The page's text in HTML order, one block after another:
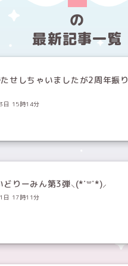
の
最新記事一覧
せしちゃいましたが2周年振り
日 15時14分
どりーみん第3弾⸜(*˙꒳˙*)⸝
日 17時11分